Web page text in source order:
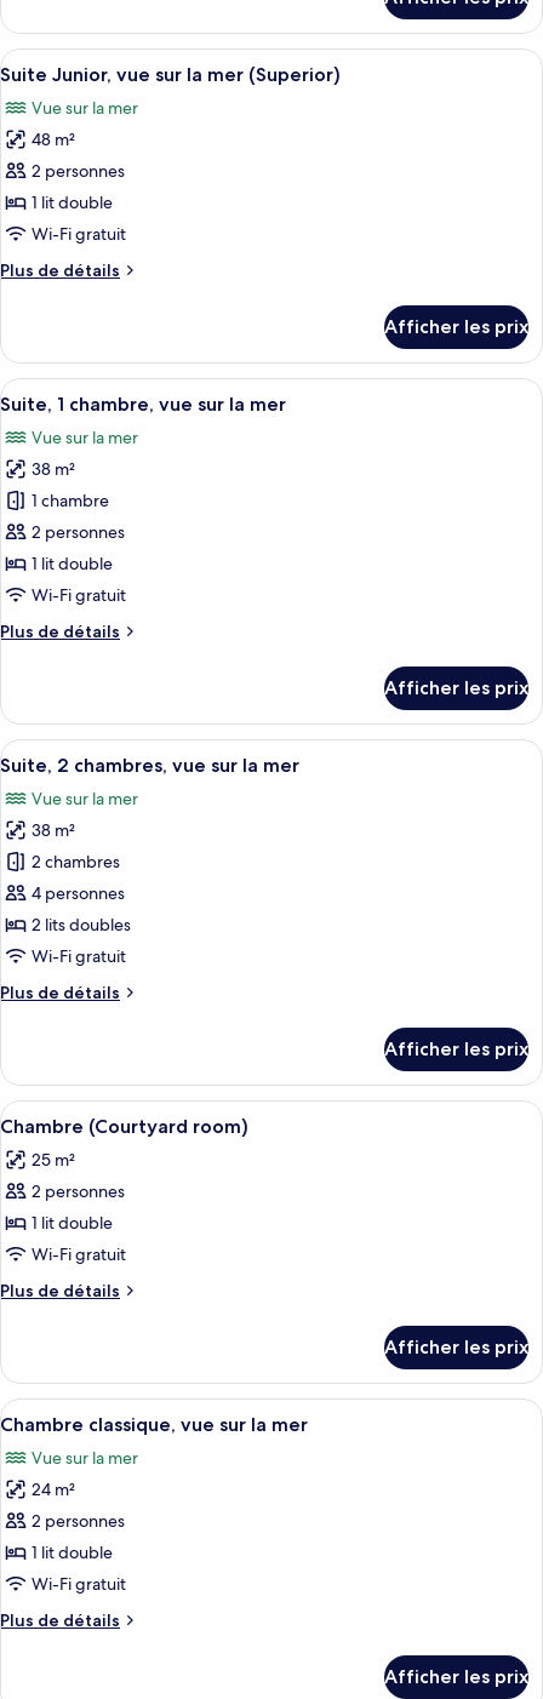
vue
sur
mer
Suite
Junior,
vue
la
mer
Afficher
toutes
les
photos
pour
ce
type
chambre :
vue
sur
mer
(Superior)
Une chambre d’hôtel avec un lit, un
3
Suite Junior, vue sur la mer (Superior)
Vue sur la mer
48 m²
2 personnes
1 lit double
Wi-Fi gratuit
Plus de détails
Plus
Suite
Junior,
vue
la
mer
(Superior)
Afficher les prix
Afficher
toutes
les
photos
pour
ce
type
de
chambre :
Suite,
vue
sur
la
mer
Une chambre à coucher avec un lit
4
Suite, 1 chambre, vue sur la mer
Vue sur la mer
38 m²
1 chambre
2 personnes
1 lit double
Wi-Fi gratuit
Plus de détails
Plus
Suite,
chambre,
sur
la
mer
Afficher les prix
Afficher
toutes
les
photos
pour
ce
type
de
chambre :
Suite,
vue
sur
la
mer
Une chambre d’hôtel avec un lit, un
4
Suite, 2 chambres, vue sur la mer
Vue sur la mer
38 m²
2 chambres
4 personnes
2 lits doubles
Wi-Fi gratuit
Plus de détails
Plus
Suite,
chambres,
sur
la
Afficher les prix
Afficher
toutes
les
photos
pour
ce
type
de
Chambre
(Courtyard
room)
Une chambre d’hôtel avec un lit,
3
Chambre (Courtyard room)
25 m²
2 personnes
1 lit double
Wi-Fi gratuit
Plus de détails
Plus
Chambre
(Courtyard
room)
Afficher les prix
Afficher
toutes
les
photos
pour
ce
type
chambre :
Une chambre avec un grand lit, une
5
Chambre classique, vue sur la mer
Vue sur la mer
24 m²
2 personnes
1 lit double
Wi-Fi gratuit
Plus de détails
Plus
Afficher les prix